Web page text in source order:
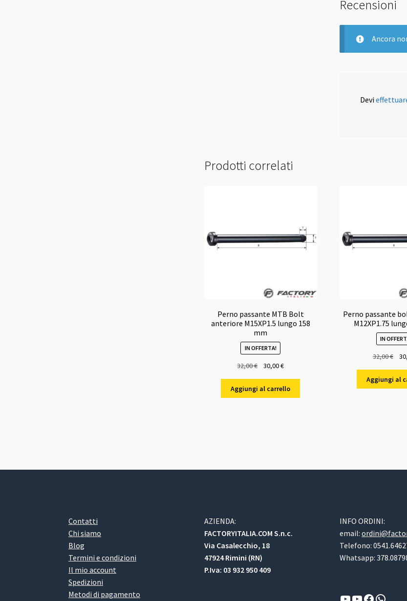
Recensioni
Ancora
Devi
Prodotti correlati
Perno passante MTB Bolt
anteriore M15XP1.5 lungo 158
mm
IN OFFERTA!
32,00€
originale
era:
30,00€Il
attuale
è:
Aggiungi al carrello
Perno passante
M12XP1.75
IN
32,00€
era:
Aggiungi al
Contatti
Chi siamo
Blog
Termini e condizioni
Il mio account
Spedizioni
Metodi di pagamento
AZIENDA:
FACTORYITALIA.COM S.n.c.
Via Casalecchio, 18
47924 Rimini (RN)
P.Iva: 03 932 950 409
INFO ORDINI:
email:
Telefono:
Whatsapp:
YouTube
YouTube
Facebook